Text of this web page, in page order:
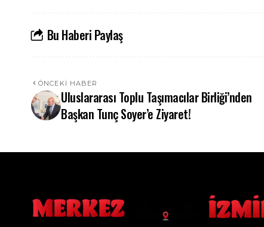
Bu Haberi Paylaş
ÖNCEKI HABER
Uluslararası Toplu Taşımacılar Birliği’nden
Başkan Tunç Soyer’e Ziyaret!